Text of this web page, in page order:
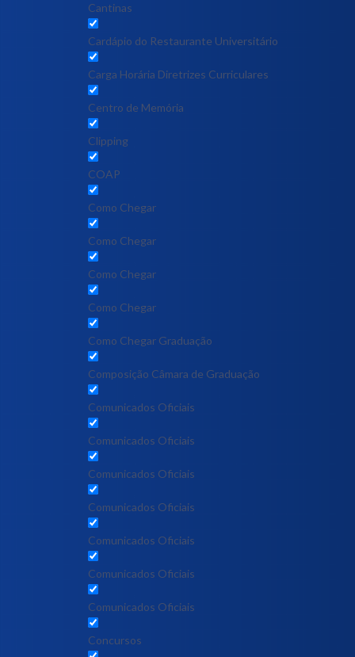
Cantinas
Cardápio do Restaurante Universitário
Carga Horária Diretrizes Curriculares
Centro de Memória
Clipping
COAP
Como Chegar
Como Chegar
Como Chegar
Como Chegar
Como Chegar Graduação
Composição Câmara de Graduação
Comunicados Oficiais
Comunicados Oficiais
Comunicados Oficiais
Comunicados Oficiais
Comunicados Oficiais
Comunicados Oficiais
Comunicados Oficiais
Concursos